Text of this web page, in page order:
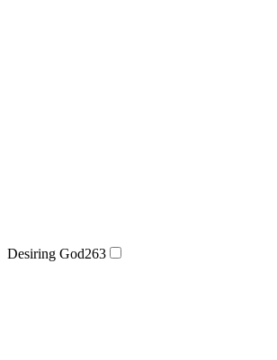
Desiring God263